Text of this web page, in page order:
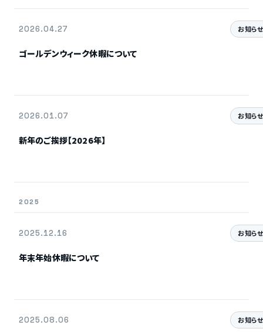
2026.04.27 お知らせ
ゴールデンウィーク休暇について
2026.01.07 お知らせ
新年のご挨拶【2026年】
2025
2025.12.16 お知らせ
年末年始休暇について
2025.08.06 お知らせ